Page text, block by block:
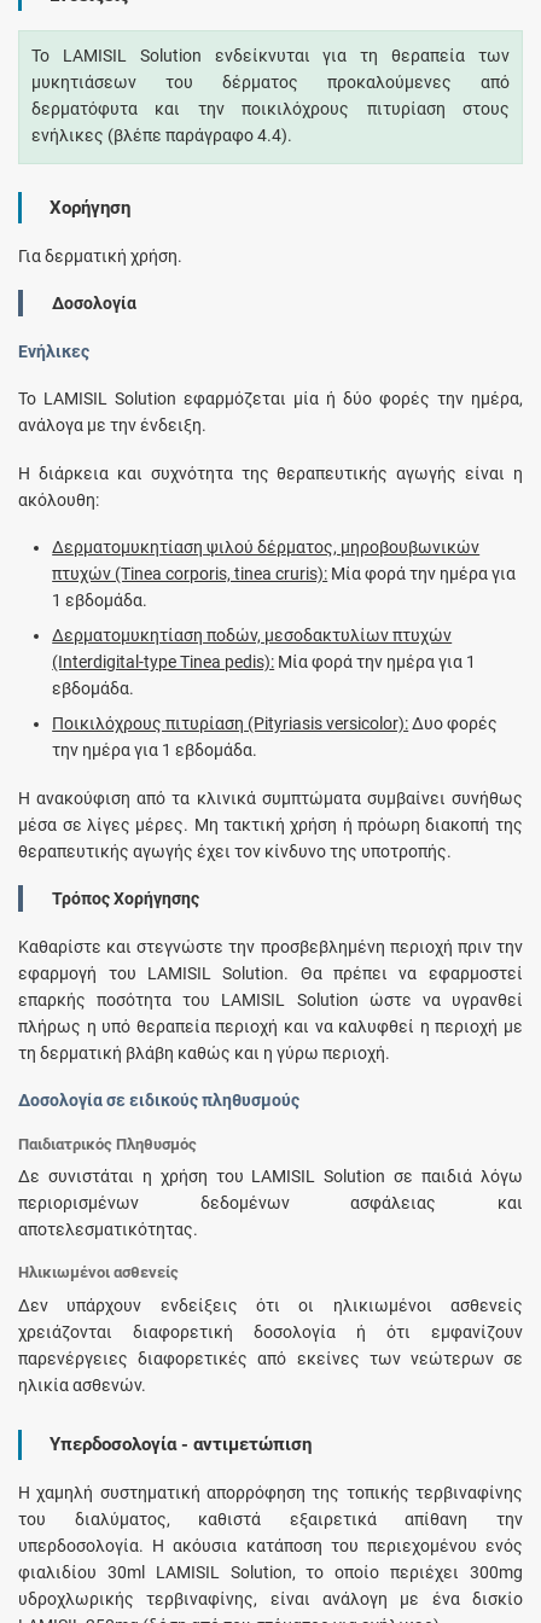
Το LAMISIL Solution ενδείκνυται για τη θεραπεία των
μυκητιάσεων του δέρματος προκαλούμενες από
δερματόφυτα και την ποικιλόχρους πιτυρίαση στους
ενήλικες (βλέπε παράγραφο 4.4).
Χορήγηση
Για δερματική χρήση.
Δοσολογία
Ενήλικες
Το LAMISIL Solution εφαρμόζεται μία ή δύο φορές την ημέρα,
ανάλογα με την ένδειξη.
Η διάρκεια και συχνότητα της θεραπευτικής αγωγής είναι η
ακόλουθη:
Δερματομυκητίαση ψιλού δέρματος, μηροβουβωνικών
πτυχών (Tinea corporis, tinea cruris): Mία φορά την ημέρα για
1 εβδομάδα.
Δερματομυκητίαση ποδών, μεσοδακτυλίων πτυχών
(Interdigital-type Tinea pedis): Mία φορά την ημέρα για 1
εβδομάδα.
Ποικιλόχρους πιτυρίαση (Pityriasis versicolor):Δυο φορές
την ημέρα για 1 εβδομάδα.
Η ανακούφιση από τα κλινικά συμπτώματα συμβαίνει συνήθως
μέσα σε λίγες μέρες. Μη τακτική χρήση ή πρόωρη διακοπή της
θεραπευτικής αγωγής έχει τον κίνδυνο της υποτροπής.
Τρόπος Χορήγησης
Καθαρίστε και στεγνώστε την προσβεβλημένη περιοχή πριν την
εφαρμογή του LAMISIL Solution. Θα πρέπει να εφαρμοστεί
επαρκής ποσότητα του LAMISIL Solution ώστε να υγρανθεί
πλήρως η υπό θεραπεία περιοχή και να καλυφθεί η περιοχή με
τη δερματική βλάβη καθώς και η γύρω περιοχή.
Δοσολογία σε ειδικούς πληθυσμούς
Παιδιατρικός Πληθυσμός
Δε συνιστάται η χρήση του LAMISIL Solution σε παιδιά λόγω
περιορισμένων δεδομένων ασφάλειας και
αποτελεσματικότητας.
Ηλικιωμένοι ασθενείς
Δεν υπάρχουν ενδείξεις ότι οι ηλικιωμένοι ασθενείς
χρειάζονται διαφορετική δοσολογία ή ότι εμφανίζουν
παρενέργειες διαφορετικές από εκείνες των νεώτερων σε
ηλικία ασθενών.
Υπερδοσολογία - αντιμετώπιση
Η χαμηλή συστηματική απορρόφηση της τοπικής τερβιναφίνης
του διαλύματος, καθιστά εξαιρετικά απίθανη την
υπερδοσολογία. Η ακόυσια κατάποση του περιεχομένου ενός
φιαλιδίου 30ml LAMISIL Solution, το οποίο περιέχει 300mg
υδροχλωρικής τερβιναφίνης, είναι ανάλογη με ένα δισκίο